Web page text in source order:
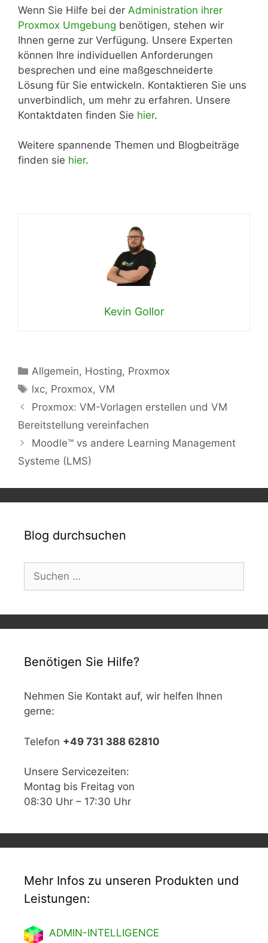
Wenn Sie Hilfe bei der Administration ihrer
Proxmox Umgebung benötigen, stehen wir
Ihnen gerne zur Verfügung. Unsere Experten
können Ihre individuellen Anforderungen
besprechen und eine maßgeschneiderte
Lösung für Sie entwickeln. Kontaktieren Sie uns
unverbindlich, um mehr zu erfahren. Unsere
Kontaktdaten finden Sie hier.
Weitere spannende Themen und Blogbeiträge
finden sie hier.
Kevin Gollor
Kategorien
Allgemein, Hosting, Proxmox
Schlagwörter
lxc, Proxmox,VM
Proxmox: VM-Vorlagen erstellen und VM
Bereitstellung vereinfachen
Moodle™ vs andere Learning Management
Systeme (LMS)
Blog durchsuchen
Suchen
nach:
Benötigen Sie Hilfe?
Nehmen Sie Kontakt auf, wir helfen Ihnen
gerne:
Telefon +49 731 388 62810
Unsere Servicezeiten:
Montag bis Freitag von
08:30 Uhr – 17:30 Uhr
Mehr Infos zu unseren Produkten und
Leistungen:
ADMIN-INTELLIGENCE